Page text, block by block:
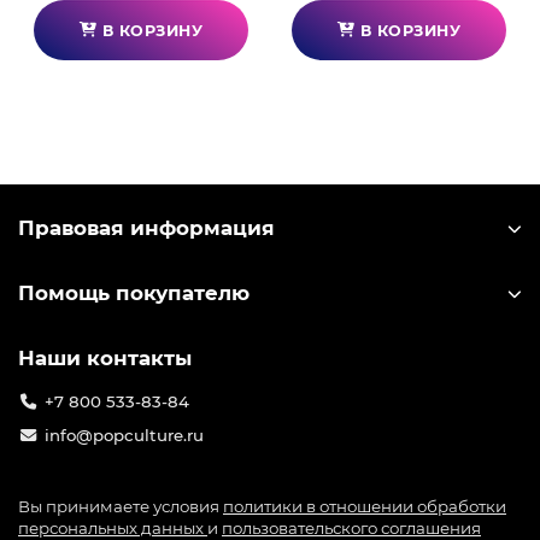
В КОРЗИНУ В КОРЗИНУ
Правовая информация
Помощь покупателю
Наши контакты
+7 800 533-83-84
info@popculture.ru
Вы принимаете условия политики в отношении обработки
персональных данных и пользовательского соглашения